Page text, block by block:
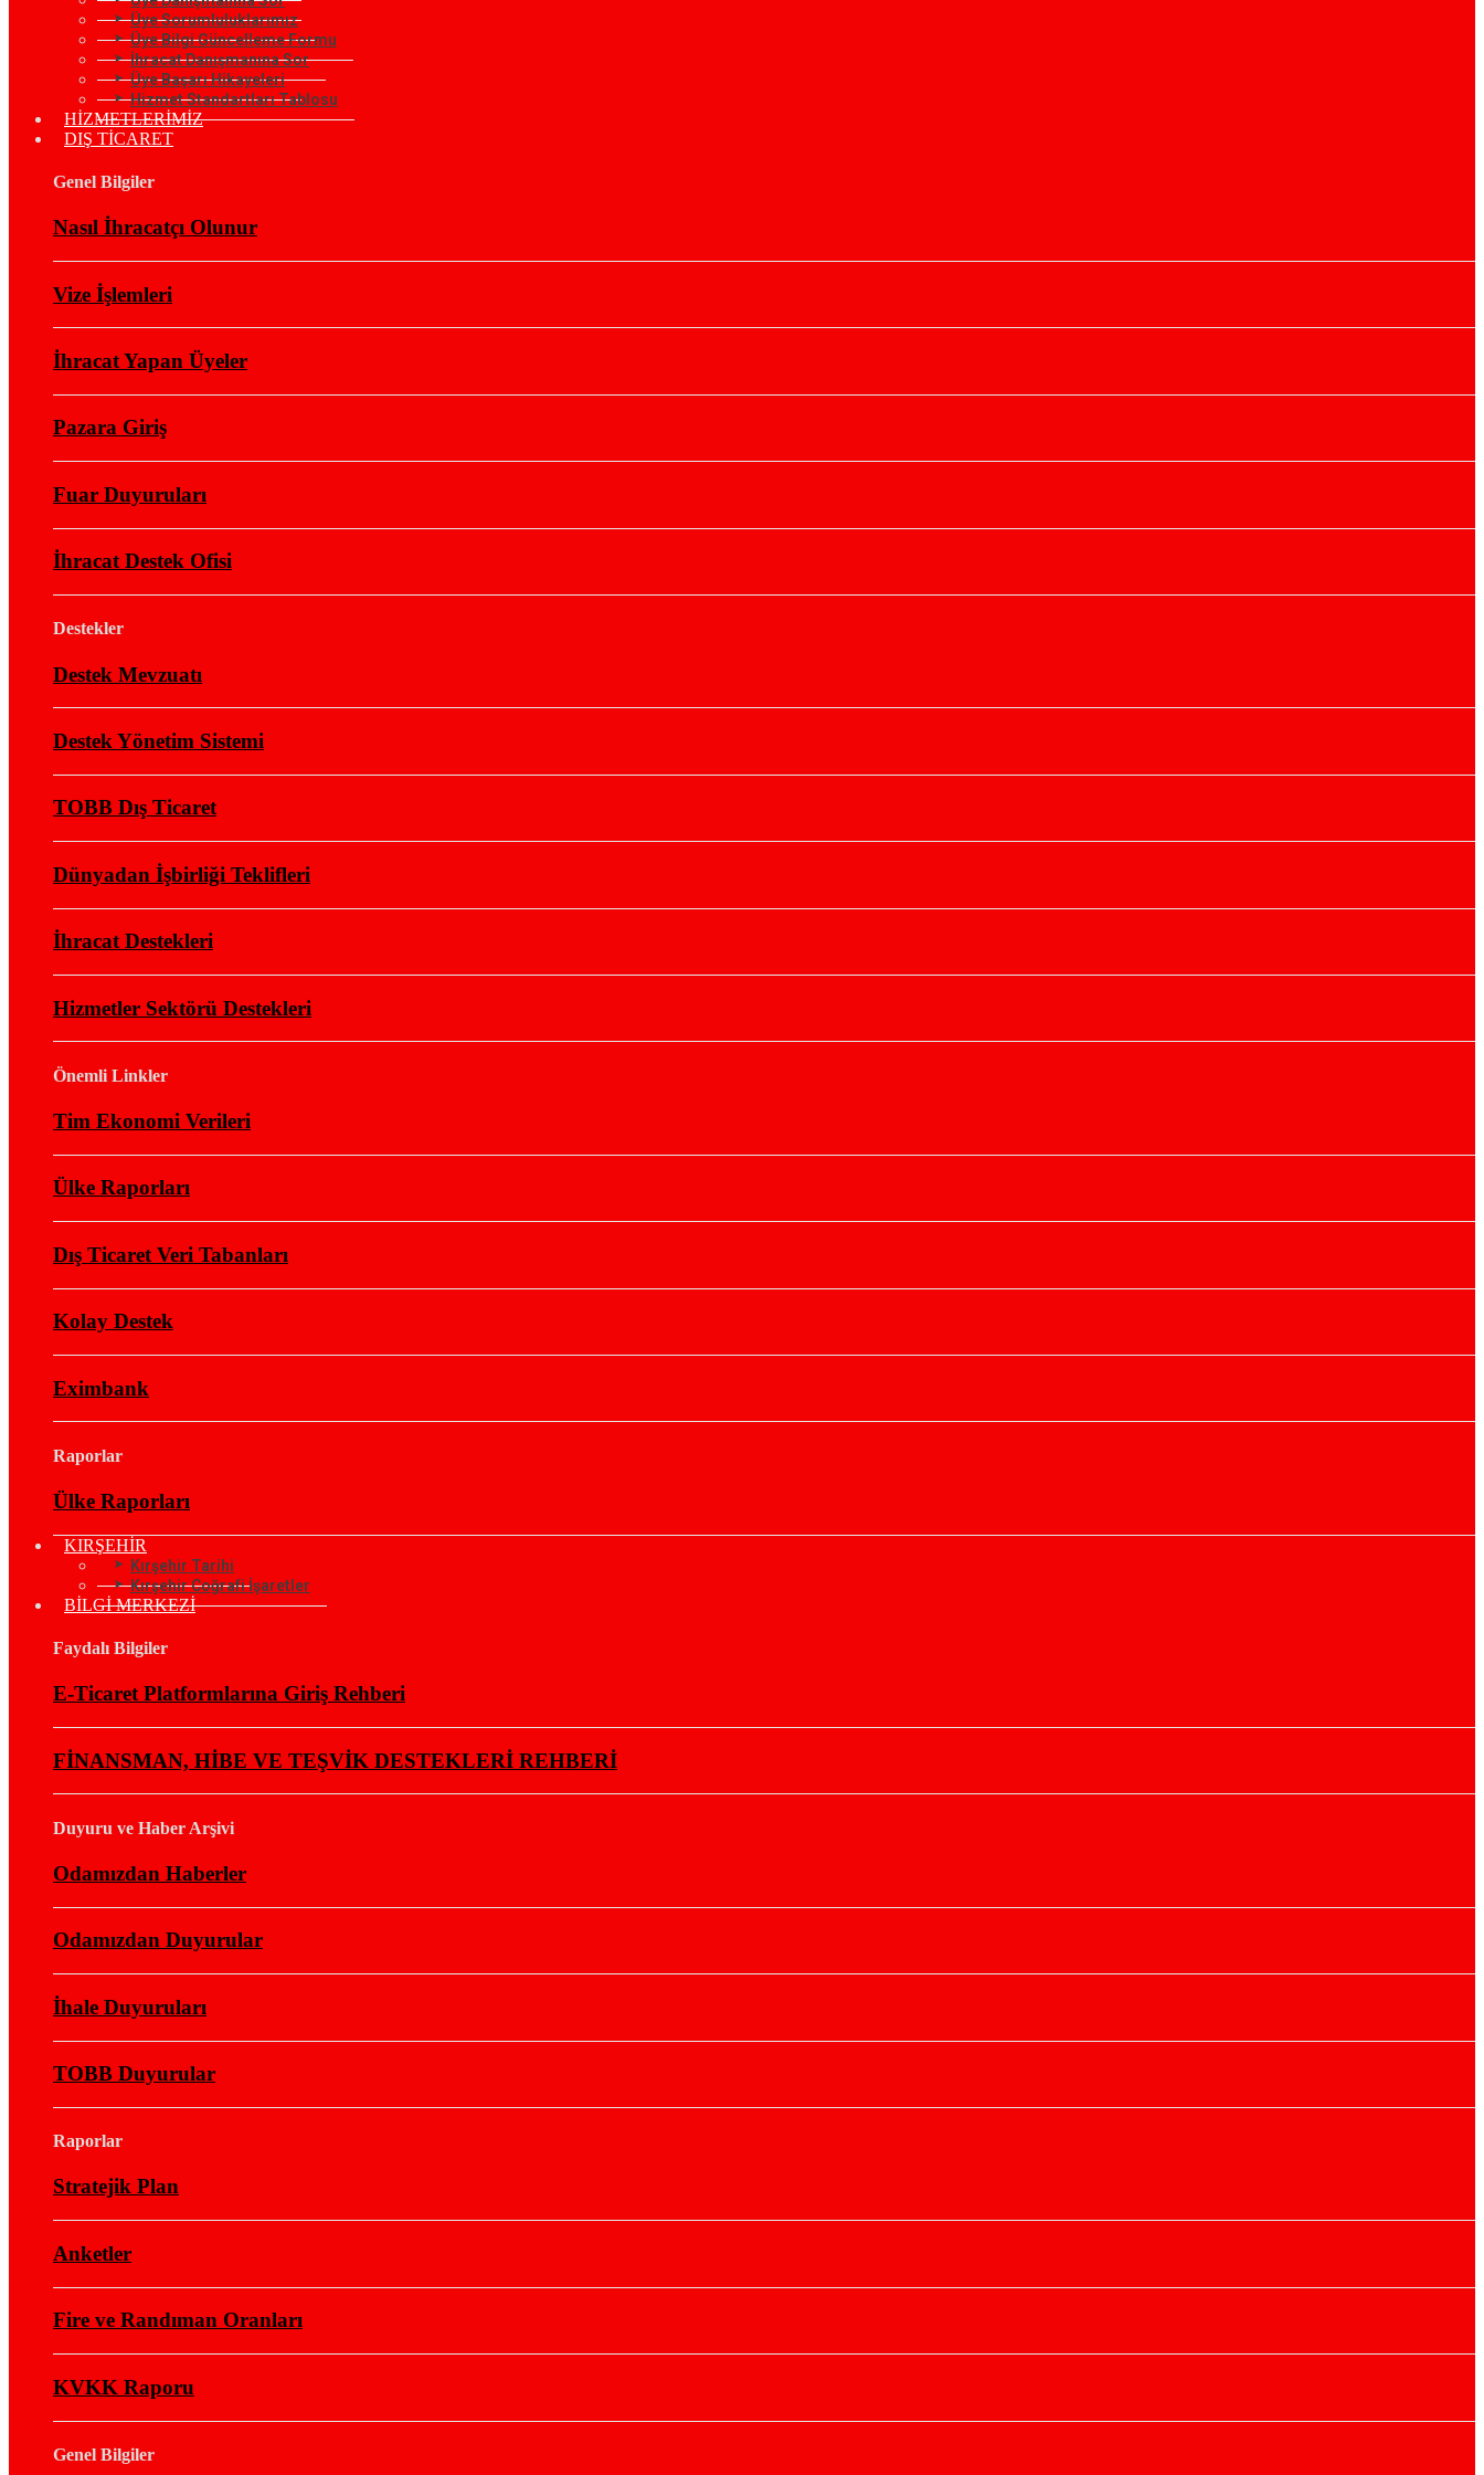
Üye Sorumluluklarımız
Üye Bilgi Güncelleme Formu
İhracat Danışmanına Sor
Üye Başarı Hikayeleri
Hizmet Standartları Tablosu
HİZMETLERİMİZ
DIŞ TİCARET
Genel Bilgiler
Nasıl İhracatçı Olunur
Vize İşlemleri
İhracat Yapan Üyeler
Pazara Giriş
Fuar Duyuruları
İhracat Destek Ofisi
Destekler
Destek Mevzuatı
Destek Yönetim Sistemi
TOBB Dış Ticaret
Dünyadan İşbirliği Teklifleri
İhracat Destekleri
Hizmetler Sektörü Destekleri
Önemli Linkler
Tim Ekonomi Verileri
Ülke Raporları
Dış Ticaret Veri Tabanları
Kolay Destek
Eximbank
Raporlar
Ülke Raporları
KIRŞEHİR
Kırşehir Tarihi
Kırşehir Coğrafi İşaretler
BİLGİ MERKEZİ
Faydalı Bilgiler
E-Ticaret Platformlarına Giriş Rehberi
FİNANSMAN, HİBE VE TEŞVİK DESTEKLERİ REHBERİ
Duyuru ve Haber Arşivi
Odamızdan Haberler
Odamızdan Duyurular
İhale Duyuruları
TOBB Duyurular
Raporlar
Stratejik Plan
Anketler
Fire ve Randıman Oranları
KVKK Raporu
Genel Bilgiler